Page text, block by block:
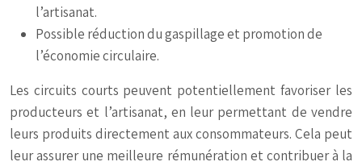
l’artisanat.
Possible réduction du gaspillage et promotion de
l’économie circulaire.
Les circuits courts peuvent potentiellement favoriser les
producteurs et l’artisanat, en leur permettant de vendre
leurs produits directement aux consommateurs. Cela peut
leur assurer une meilleure rémunération et contribuer à la